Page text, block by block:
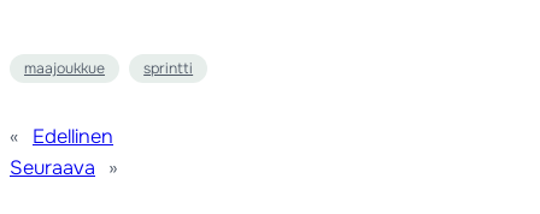
maajoukkue sprintti
«
Edellinen
Seuraava
»